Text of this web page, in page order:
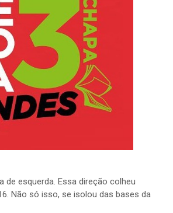
ARGENTINA: Larga na
contra o povo
TMB, Argentina Nas eleições
do partido "Libertad Avanza...
Existe mais valia? Testes e
Reproduzimos abaixo
os antimarxistas acerca da
O imperialismo alimenta a
de esquerda. Essa direção colheu
Não só isso, se isolou das bases da